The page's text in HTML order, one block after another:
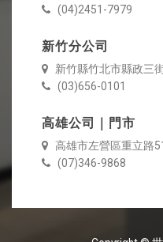
(04)2451-7979
新竹分公司
新竹縣竹北市縣政三
(03)656-0101
高雄公司｜門市
高雄市左營區重立路
(07)346-9868